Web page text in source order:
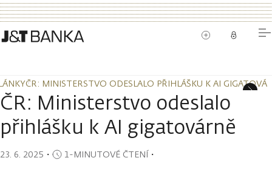
ČR: MINISTERSTVO ODESLALO PŘIHLÁŠKU K AI
ČR: MINISTERSTVO ODESLALO PŘIHLÁŠKU K AI
ČR: Ministerstvo odeslalo
přihlášku k AI gigatovárně
23. 6. 2025 ・ 1-MINUTOVÉ ČTENÍ・